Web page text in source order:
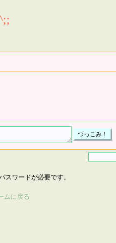
ワードが必要です。
ムに戻る